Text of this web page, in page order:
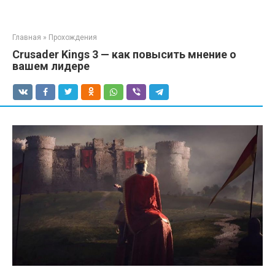
Главная » Прохождения
Crusader Kings 3 — как повысить мнение о
вашем лидере